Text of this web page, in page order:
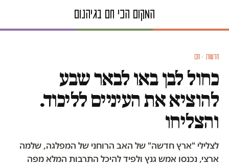
חדשות · חם
כחול לבן באו לבאר שבע
להוציא את העיניים לליכוד.
והצליחו
לצלילי "ארץ חדשה" של האב הרוחני של המפלגה, שלמה
ארצי, נכנסו אמש גנץ ולפיד להיכל התרבות המלא מפה